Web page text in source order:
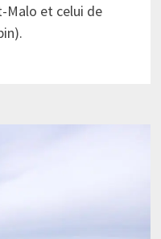
Malo et celui de